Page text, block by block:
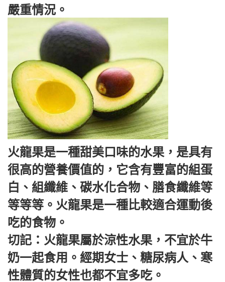
嚴重情況。
火龍果是一種甜美口味的水果，是具有
很高的營養價值的，它含有豐富的組蛋
白、組纖維、碳水化合物、膳食纖維等
等等等。火龍果是一種比較適合運動後
吃的食物。
切記：火龍果屬於涼性水果，不宜於牛
奶一起食用。經期女士、糖尿病人、寒
性體質的女性也都不宜多吃。